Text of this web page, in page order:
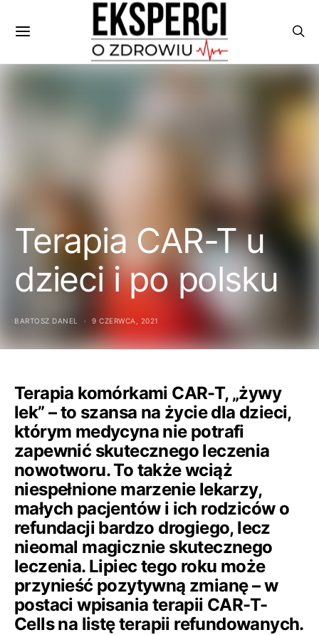
Terapia CAR-T u
dzieci i po polsku
BARTOSZ DANEL 9 CZERWCA, 2021
Terapia komórkami CAR-T, „żywy
lek” – to szansa na życie dla dzieci,
którym medycyna nie potrafi
zapewnić skutecznego leczenia
nowotworu. To także wciąż
niespełnione marzenie lekarzy,
małych pacjentów i ich rodziców o
refundacji bardzo drogiego, lecz
nieomal magicznie skutecznego
leczenia. Lipiec tego roku może
przynieść pozytywną zmianę – w
postaci wpisania terapii CAR-T-
Cells na listę terapii refundowanych.